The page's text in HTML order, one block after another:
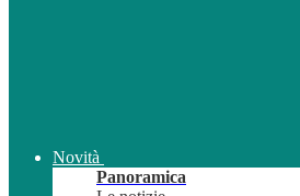
Novità
Panoramica